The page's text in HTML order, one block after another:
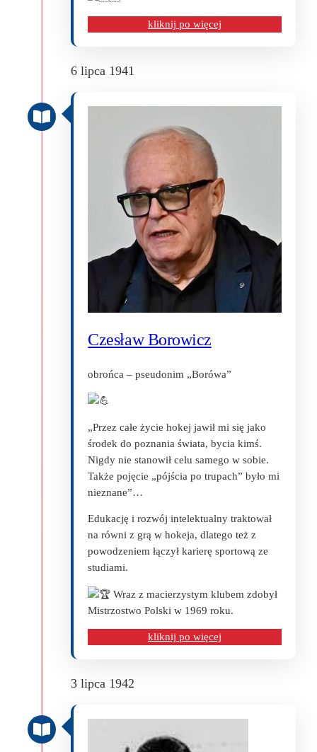
kliknij po więcej
6 lipca 1941
Czesław Borowicz
obrońca – pseudonim „Borówa”
„Przez całe życie hokej jawił mi się jako
środek do poznania świata, bycia kimś.
Nigdy nie stanowił celu samego w sobie.
Także pojęcie „pójścia po trupach” było mi
nieznane”…
Edukację i rozwój intelektualny traktował
na równi z grą w hokeja, dlatego też z
powodzeniem łączył karierę sportową ze
studiami.
Wraz z macierzystym klubem zdobył
Mistrzostwo Polski w 1969 roku.
kliknij po więcej
3 lipca 1942